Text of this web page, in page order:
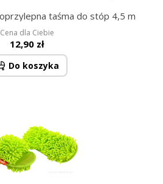
taśma do stóp 4,5 m
Cena dla Ciebie
12,90 zł
Do koszyka